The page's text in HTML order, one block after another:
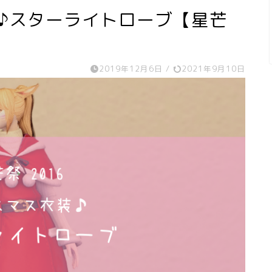
ターライトローブ【星芒
2019年12月6日 / 2021年9月10日